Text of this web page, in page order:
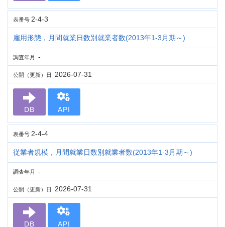
表番号 2-4-3
雇用形態，月間就業日数別就業者数(2013年1-3月期～)
調査年月 -
公開（更新）日 2026-07-31
DB API
表番号 2-4-4
従業者規模，月間就業日数別就業者数(2013年1-3月期～)
調査年月 -
公開（更新）日 2026-07-31
DB API